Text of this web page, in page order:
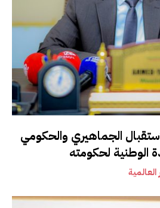
الجماهيري والحكومي
الوطنية لحكومته
العالمية